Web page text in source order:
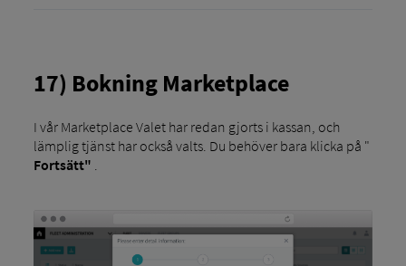
17) Bokning Marketplace
I vår Marketplace Valet har redan gjorts i kassan, och
lämplig tjänst har också valts. Du behöver bara klicka på "
Fortsätt"